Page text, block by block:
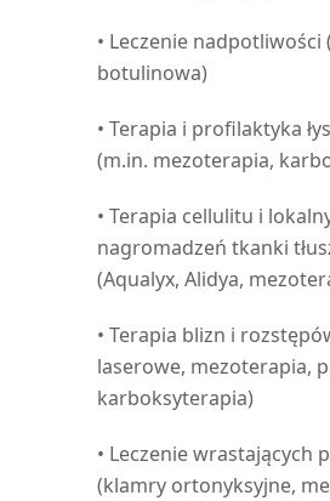
• Leczenie nadpotliwości
botulinowa)
• Terapia i profilaktyka
(m.in. mezoterapia,
• Terapia cellulitu i
nagromadzeń tkanki
(Aqualyx, Alidya,
• Terapia blizn i
laserowe, mezoterapia,
karboksyterapia)
• Leczenie wrastających
(klamry ortonyksyjne,